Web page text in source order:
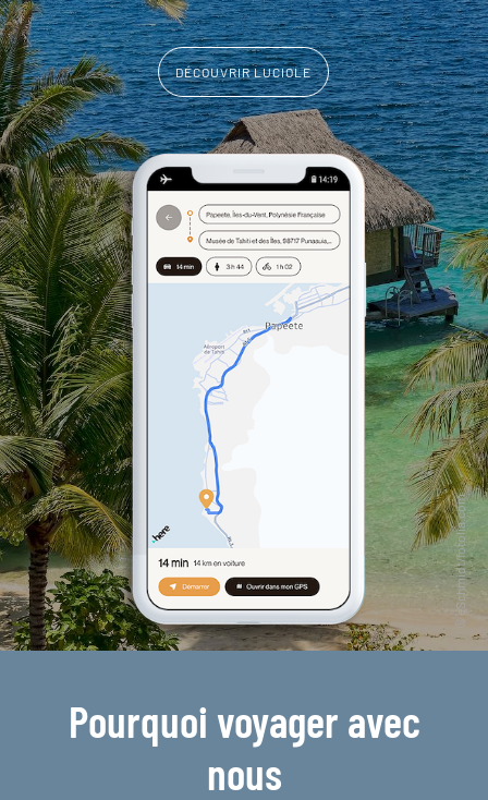
DÉCOUVRIR LUCIOLE
Pourquoi voyager avec
nous